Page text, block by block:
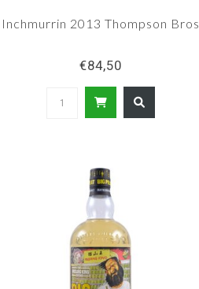
Inchmurrin 2013 Thompson Bros
€84,50